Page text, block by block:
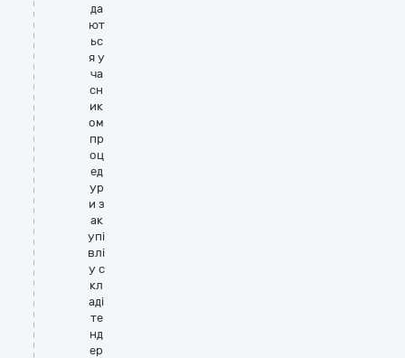
да
ют
ьс
я у
ча
сн
ик
ом
пр
оц
ед
ур
и з
ак
упі
влі
у с
кл
аді
те
нд
ер